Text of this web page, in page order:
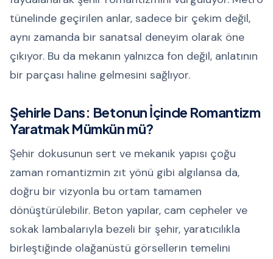
tünelinde geçirilen anlar, sadece bir çekim değil,
aynı zamanda bir sanatsal deneyim olarak öne
çıkıyor. Bu da mekanın yalnızca fon değil, anlatının
bir parçası haline gelmesini sağlıyor.
Şehirle Dans: Betonun İçinde Romantizm
Yaratmak Mümkün mü?
Şehir dokusunun sert ve mekanik yapısı çoğu
zaman romantizmin zıt yönü gibi algılansa da,
doğru bir vizyonla bu ortam tamamen
dönüştürülebilir. Beton yapılar, cam cepheler ve
sokak lambalarıyla bezeli bir şehir, yaratıcılıkla
birleştiğinde olağanüstü görsellerin temelini